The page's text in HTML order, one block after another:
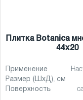
Плитка Botanica
44x20
Применение
Размер (ШхД), см
Поверхность